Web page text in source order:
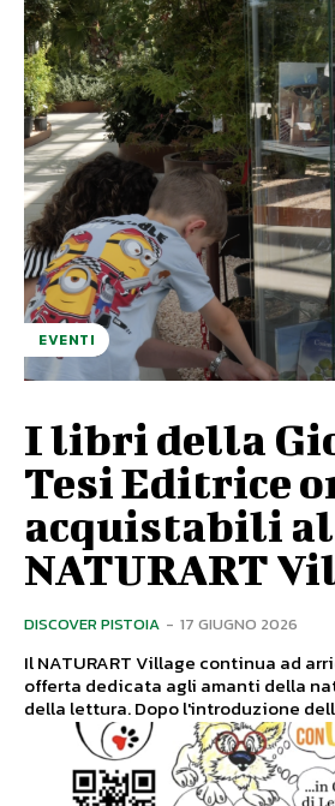
EVENTI
I libri della
Tesi Editrice
acquistabili al
NATURART
DISCOVER PISTOIA - 17 GIUGNO 2026
Il NATURART Village continua ad
offerta dedicata agli amanti della
della lettura. Dopo l'introduzione